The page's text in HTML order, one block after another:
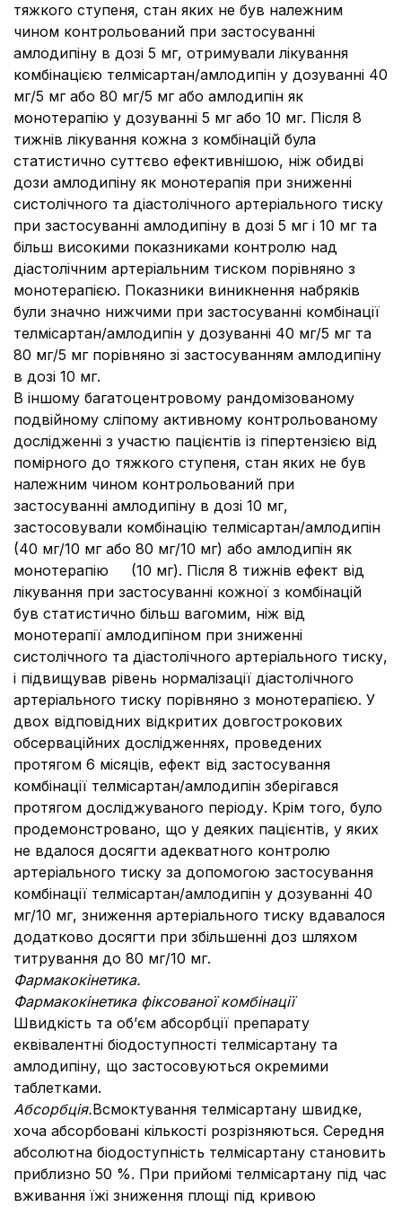
тяжкого ступеня, стан яких не був належним
чином контрольований при застосуванні
амлодипіну в дозі 5 мг, отримували лікування
комбінацією телмісартан/амлодипін у дозуванні 40
мг/5 мг або 80 мг/5 мг або амлодипін як
монотерапію у дозуванні 5 мг або 10 мг. Після 8
тижнів лікування кожна з комбінацій була
статистично суттєво ефективнішою, ніж обидві
дози амлодипіну як монотерапія при зниженні
систолічного та діастолічного артеріального тиску
при застосуванні амлодипіну в дозі 5 мг і 10 мг та
більш високими показниками контролю над
діастолічним артеріальним тиском порівняно з
монотерапією. Показники виникнення набряків
були значно нижчими при застосуванні комбінації
телмісартан/амлодипін у дозуванні 40 мг/5 мг та
80 мг/5 мг порівняно зі застосуванням амлодипіну
в дозі 10 мг.
В іншому багатоцентровому рандомізованому
подвійному сліпому активному контрольованому
дослідженні з участю пацієнтів із гіпертензією від
помірного до тяжкого ступеня, стан яких не був
належним чином контрольований при
застосуванні амлодипіну в дозі 10 мг,
застосовували комбінацію телмісартан/амлодипін
(40 мг/10 мг або 80 мг/10 мг) або амлодипін як
монотерапію
(10 мг). Після 8 тижнів ефект від
лікування при застосуванні кожної з комбінацій
був статистично більш вагомим, ніж від
монотерапії амлодипіном при зниженні
систолічного та діастолічного артеріального тиску,
і підвищував рівень нормалізації діастолічного
артеріального тиску порівняно з монотерапією. У
двох відповідних відкритих довгострокових
обсерваційних дослідженнях, проведених
протягом 6 місяців, ефект від застосування
комбінації телмісартан/амлодипін зберігався
протягом досліджуваного періоду. Крім того, було
продемонстровано, що у деяких пацієнтів, у яких
не вдалося досягти адекватного контролю
артеріального тиску за допомогою застосування
комбінації телмісартан/амлодипін у дозуванні 40
мг/10 мг, зниження артеріального тиску вдавалося
додатково досягти при збільшенні доз шляхом
титрування до 80 мг/10 мг.
Фармакокінетика.
Фармакокінетика фіксованої комбінації
Швидкість та об’єм абсорбції препарату
еквівалентні біодоступності телмісартану та
амлодипіну, що застосовуються окремими
таблетками.
Абсорбція.Всмоктування телмісартану швидке,
хоча абсорбовані кількості розрізняються. Середня
абсолютна біодоступність телмісартану становить
приблизно 50 %. При прийомі телмісартану під час
вживання їжі зниження площі під кривою